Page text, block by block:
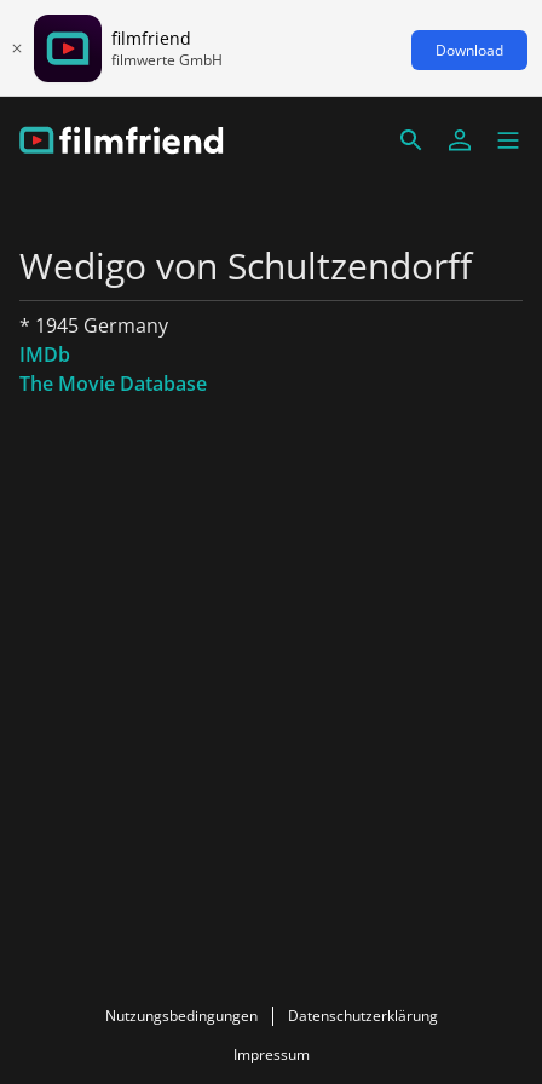
filmfriend
filmwerte GmbH Download
Wedigo von Schultzendorff
* 1945 Germany
IMDb
The Movie Database
Nutzungsbedingungen
Datenschutzerklärung
Impressum